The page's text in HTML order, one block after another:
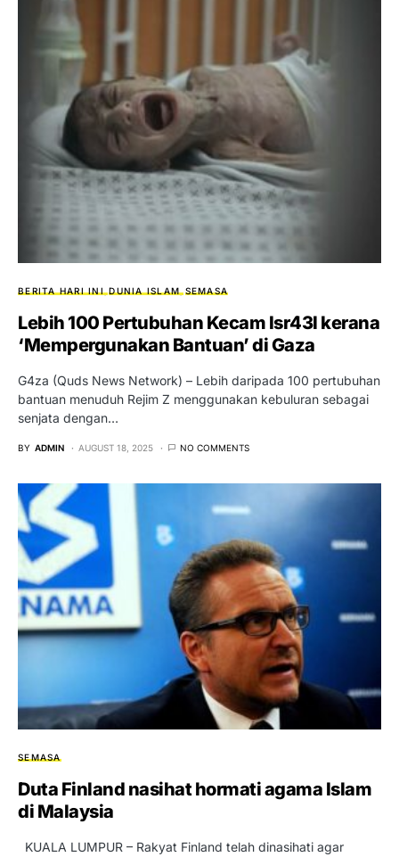
BERITA HARI INI DUNIA ISLAM SEMASA
Lebih 100 Pertubuhan Kecam Isr43l kerana
‘Mempergunakan Bantuan’ di Gaza
G4za (Quds News Network) – Lebih daripada 100 pertubuhan
bantuan menuduh Rejim Z menggunakan kebuluran sebagai
senjata dengan…
BY ADMIN AUGUST 18, 2025 NO COMMENTS
SEMASA
Duta Finland nasihat hormati agama Islam
di Malaysia
KUALA LUMPUR – Rakyat Finland telah dinasihati agar